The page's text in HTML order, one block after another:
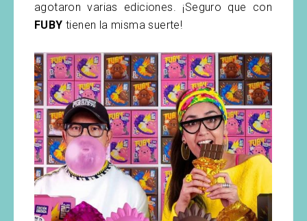
agotaron varias ediciones. ¡Seguro que con
FUBY tienen la misma suerte!